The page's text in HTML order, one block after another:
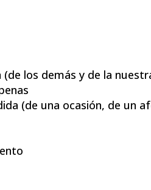
los demás y de la
(de una ocasión, de un